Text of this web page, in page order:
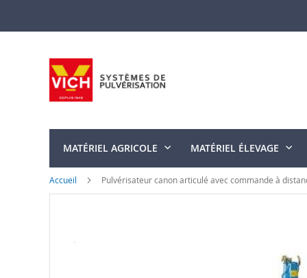
contenu
MATÉRIEL AGRICOLE MATÉRIEL ÉLEVAGE
Accueil Pulvérisateur canon articulé avec commande à